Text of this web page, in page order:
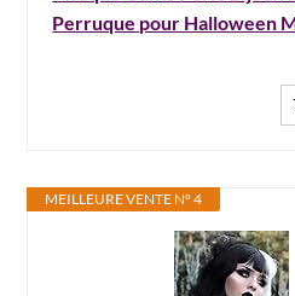
Perruque pour Halloween
MEILLEURE VENTE N° 4